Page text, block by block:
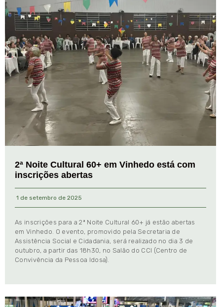
2ª Noite Cultural 60+ em Vinhedo está com
inscrições abertas
1 de setembro de 2025
As inscrições para a 2ª Noite Cultural 60+ já estão abertas
em Vinhedo. O evento, promovido pela Secretaria de
Assistência Social e Cidadania, será realizado no dia 3 de
outubro, a partir das 18h30, no Salão do CCI (Centro de
Convivência da Pessoa Idosa).